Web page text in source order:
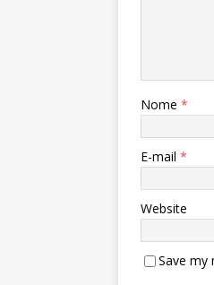
Nome *
E-mail *
Website
Save my